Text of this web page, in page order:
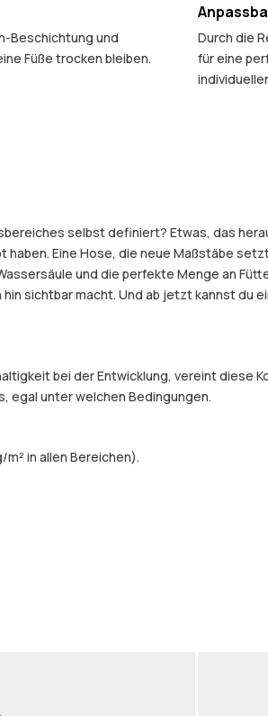
Beschichtung und
Füße trocken bleiben.
Durch die
für eine
selbst definiert? Etwas, das
Eine Hose, die neue Maßstäbe
und die perfekte Menge an
sichtbar macht. Und ab jetzt kannst du
bei der Entwicklung, vereint diese
egal unter welchen Bedingungen.
in allen Bereichen).